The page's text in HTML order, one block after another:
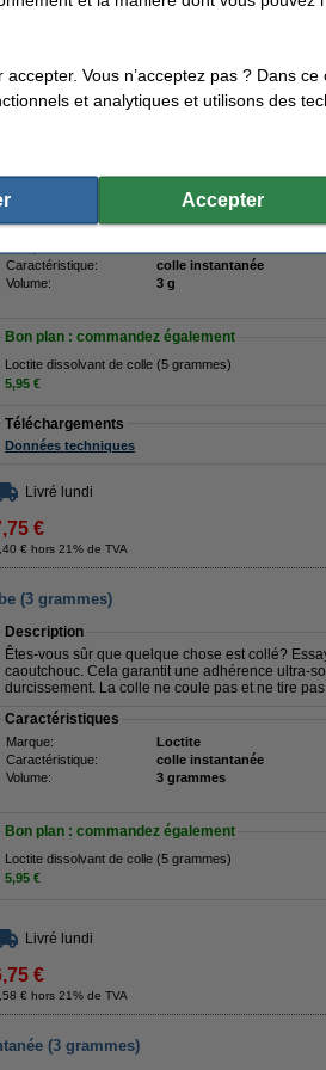
(3 grammes)
Description
Utilisez la colle instantée Loctite Control pour
application précise sur les surfaces difficiles à
tels que les plastiques (PVC, ABS,
vaisselle, à l'eau et aux chocs et peut supporter
transparente en quelques secondes.
Caractéristiques
Caractéristique:
colle instantanée
Volume:
3 g
Bon plan : commandez également
Loctite dissolvant de colle (5 grammes)
5,95 €
Téléchargements
Données techniques
Livré lundi
€
€ hors 21% de TVA
(3 grammes)
Description
Êtes-vous sûr que quelque chose est collé?
caoutchouc. Cela garantit une adhérence ultra-
durcissement. La colle ne coule pas et ne tire
Caractéristiques
Marque: Loctite
Caractéristique:
colle instantanée
Volume:
3 grammes
Bon plan : commandez également
Loctite dissolvant de colle (5 grammes)
5,95 €
Livré lundi
€
€ hors 21% de TVA
(3 grammes)
Vous n’acceptez pas ? Dans
et analytiques et utilisons des
Accepter